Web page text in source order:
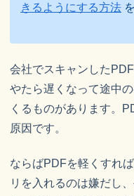
きるようにする方法
会社でスキャンした
やたら遅くなって途中
くるものがあります。
原因です。
ならばPDFを軽くすれ
リを入れるのは嫌だし